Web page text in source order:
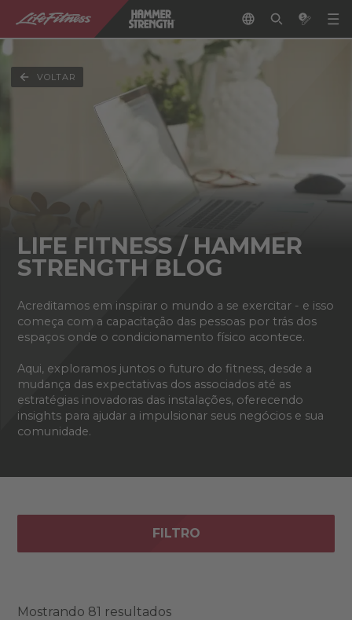
VOLTAR
LIFE FITNESS / HAMMER
STRENGTH BLOG
Acreditamos em inspirar o mundo a se exercitar - e isso
começa com a capacitação das pessoas por trás dos
espaços onde o condicionamento físico acontece.
Aqui, exploramos juntos o futuro do fitness, desde a
mudança das expectativas dos associados até as
estratégias inovadoras das instalações, oferecendo
insights para ajudar a impulsionar seus negócios e sua
comunidade.
FILTRO
Mostrando 81 resultados